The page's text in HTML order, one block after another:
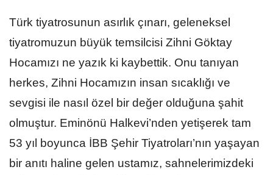
Türk tiyatrosunun asırlık çınarı, geleneksel
tiyatromuzun büyük temsilcisi Zihni Göktay
Hocamızı ne yazık ki kaybettik. Onu tanıyan
herkes, Zihni Hocamızın insan sıcaklığı ve
sevgisi ile nasıl özel bir değer olduğuna şahit
olmuştur. Eminönü Halkevi’nden yetişerek tam
53 yıl boyunca İBB Şehir Tiyatroları’nın yaşayan
bir anıtı haline gelen ustamız, sahnelerimizdeki